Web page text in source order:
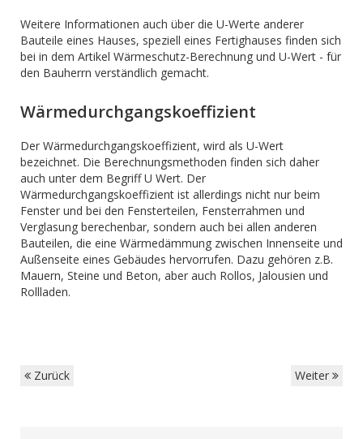
Weitere Informationen auch über die U-Werte anderer
Bauteile eines Hauses, speziell eines Fertighauses finden sich
bei in dem Artikel Wärmeschutz-Berechnung und U-Wert - für
den Bauherrn verständlich gemacht.
Wärmedurchgangskoeffizient
Der Wärmedurchgangskoeffizient, wird als U-Wert
bezeichnet. Die Berechnungsmethoden finden sich daher
auch unter dem Begriff U Wert. Der
Wärmedurchgangskoeffizient ist allerdings nicht nur beim
Fenster und bei den Fensterteilen, Fensterrahmen und
Verglasung berechenbar, sondern auch bei allen anderen
Bauteilen, die eine Wärmedämmung zwischen Innenseite und
Außenseite eines Gebäudes hervorrufen. Dazu gehören z.B.
Mauern, Steine und Beton, aber auch Rollos, Jalousien und
Rollladen.
Zurück Weiter